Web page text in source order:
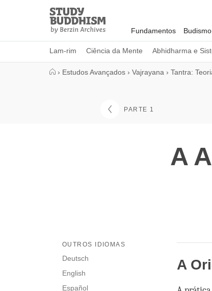
Study
Buddhism
Home
Fundamentos
Lam-rim Ciência da Mente Abhidharma e
› Estudos Avançados › Vajrayana › Tantra:
PARTE 1
A
OUTROS IDIOMAS
Deutsch
English
Español
A